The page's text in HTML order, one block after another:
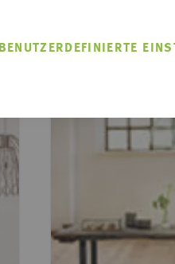
BENUTZERDEFINIERTE